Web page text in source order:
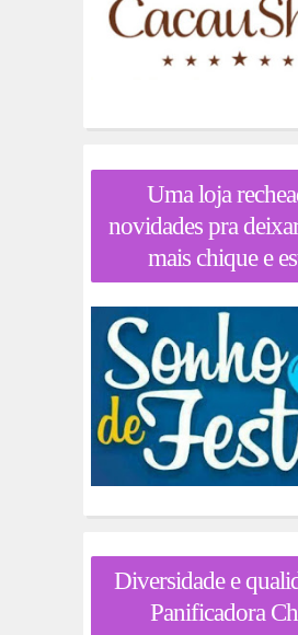
Uma loja
novidades pra
mais chique e
Diversidade e
Panificadora